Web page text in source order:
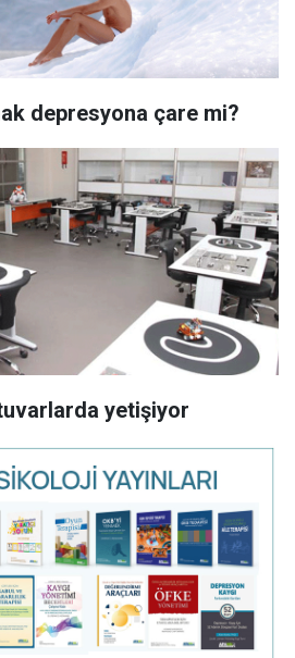
depresyona çare mi?
yetişiyor